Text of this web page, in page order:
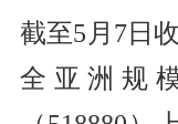
截至5月7日
全亚洲规